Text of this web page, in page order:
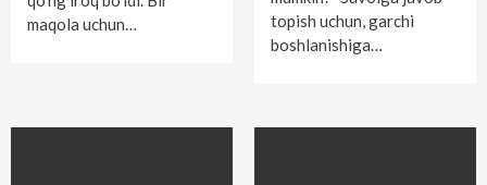
maqola uchun…
topish uchun, garchi
boshlanishiga…